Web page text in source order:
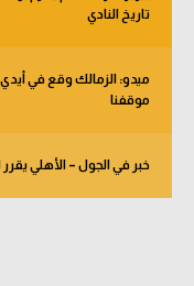
تاريخ النادي
ميدو: الزمالك وقع في أيدي
موقفنا
خبر في الجول – الأهلي